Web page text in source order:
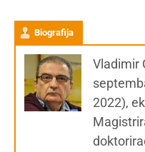
Biografija
Vladimir
2022),